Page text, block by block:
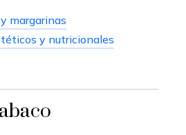
margarinas
y nutricionales